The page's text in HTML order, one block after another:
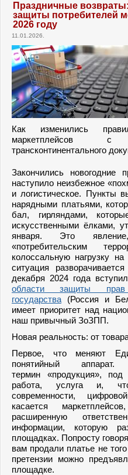
Праздничные
защиты потребителей
2026 году
11.01.2026.
Как изменились
маркетплейсов
трансконтинентального
Закончились
наступило неизбежное
и логистическое. Пункты
нарядными платьями,
бал, гирляндами,
искусственными ёлками,
января. Это
«потребительским
колоссальную нагрузку
ситуация
декабря 2024 года
области защиты прав
государства (Россия и
имеет приоритет над
наш привычный ЗоЗПП.
Новая реальность: от
Первое, что меняют
понятийный
термин «продукция»,
работа, услуга и,
современности,
касается
расширенную
информации, которую
площадках. Попросту
вам продали платье не
претензии можно
площадке.